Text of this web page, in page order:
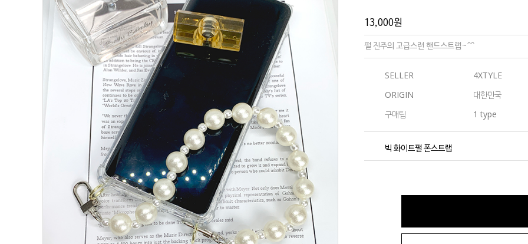
13,000원
펄 진주의 고급스런 핸드스트랩~^^
SELLER
4XTYLE
ORIGIN
대한민국
구매팁
1 type
빅 화이트펄 폰스트랩